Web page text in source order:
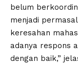
belum
menjadi
keresahan
adanya respons
dengan baik,”